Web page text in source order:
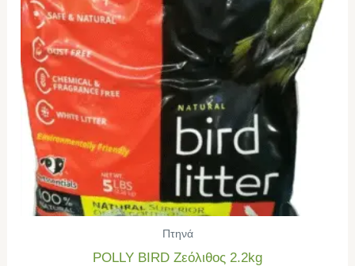
Πτηνά
POLLY BIRD Ζεόλιθος 2.2kg